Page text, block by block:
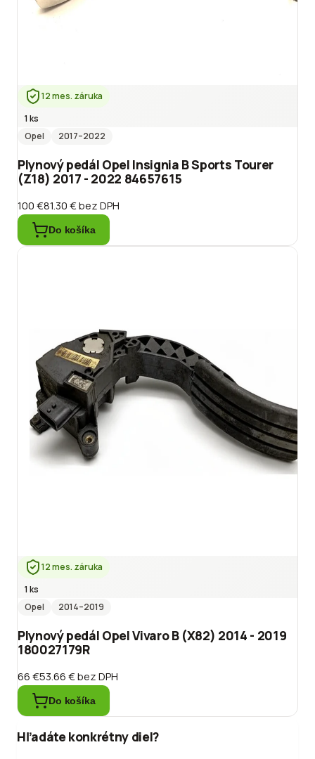
12 mes. záruka
1 ks
Opel
2017–2022
Plynový pedál Opel Insignia B Sports Tourer
(Z18) 2017 - 2022 84657615
100 €81.30 €bez DPH
Do košíka
12 mes. záruka
1 ks
Opel
2014–2019
Plynový pedál Opel Vivaro B (X82) 2014 - 2019
180027179R
66 €53.66 €bez DPH
Do košíka
Hľadáte konkrétny diel?